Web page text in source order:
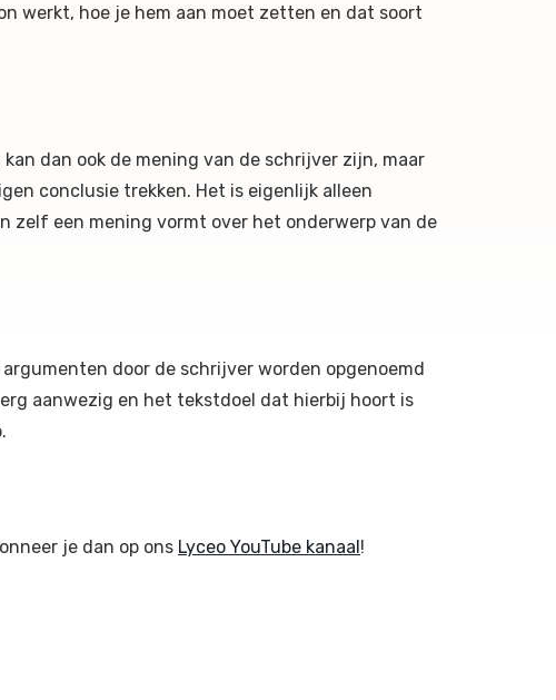
werkt, hoe je hem aan moet zetten en dat soort
dan ook de mening van de schrijver zijn, maar
conclusie trekken. Het is eigenlijk alleen
zelf een mening vormt over het onderwerp van de
door de schrijver worden opgenoemd
aanwezig en het tekstdoel dat hierbij hoort is
je dan op ons Lyceo YouTube kanaal!